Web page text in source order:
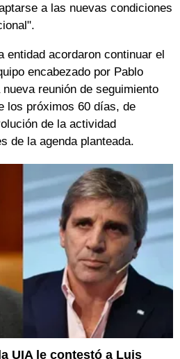
a las nuevas condiciones
entidad acordaron continuar el
encabezado por Pablo
reunión de seguimiento
los próximos 60 días, de
de la actividad
de la agenda planteada.
UIA le contestó a Luis